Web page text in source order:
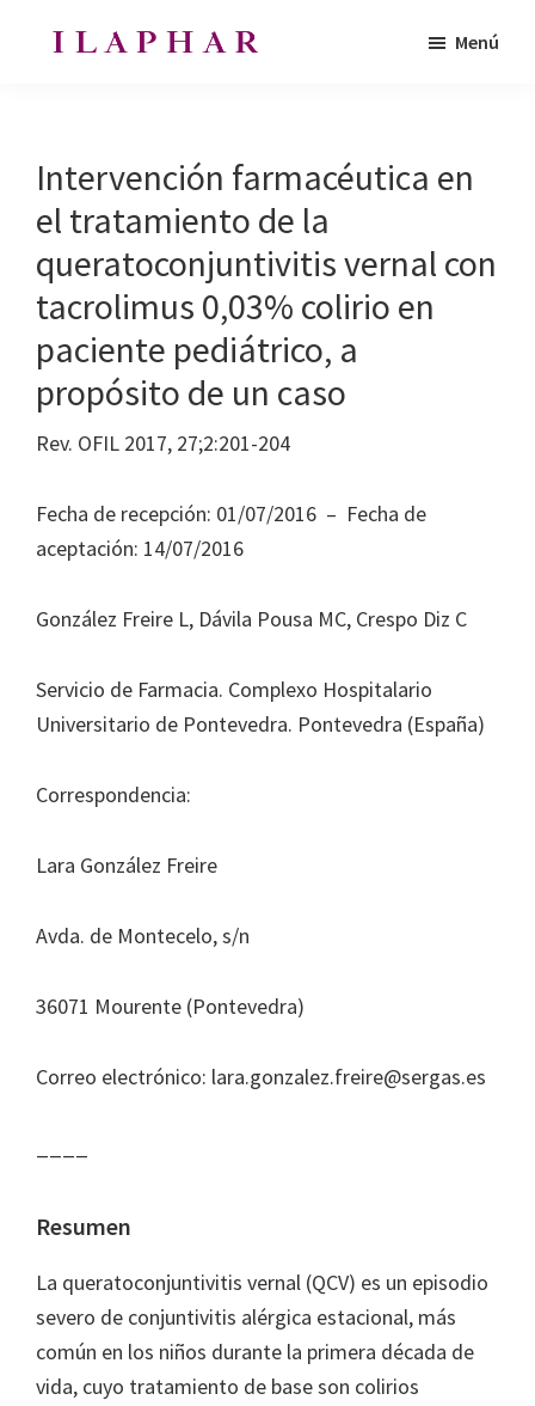
la
OFIL
Organización
de
Farmacéuticos
|
latinoamericanos
|
Ibero
American
Journal
Health
Pharmacy
Menú
Intervención farmacéutica en
el tratamiento de la
queratoconjuntivitis vernal con
tacrolimus 0,03% colirio en
paciente pediátrico, a
propósito de un caso
Rev. OFIL 2017, 27;2:201-204
Fecha de recepción: 01/07/2016 – Fecha de
aceptación: 14/07/2016
González Freire L, Dávila Pousa MC, Crespo Diz C
Servicio de Farmacia. Complexo Hospitalario
Universitario de Pontevedra. Pontevedra (España)
Correspondencia:
Lara González Freire
Avda. de Montecelo, s/n
36071 Mourente (Pontevedra)
Correo electrónico: lara.gonzalez.freire@sergas.es
Resumen
La queratoconjuntivitis vernal (QCV) es un episodio
severo de conjuntivitis alérgica estacional, más
común en los niños durante la primera década de
vida, cuyo tratamiento de base son colirios